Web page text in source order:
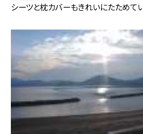
シーツと枕カバーもきれいにたためてい